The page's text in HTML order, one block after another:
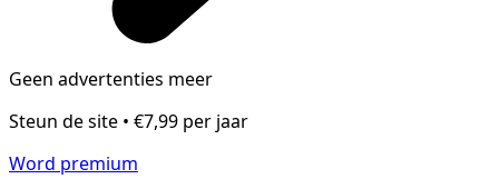
Geen advertenties meer
Steun de site • €7,99 per jaar
Word premium